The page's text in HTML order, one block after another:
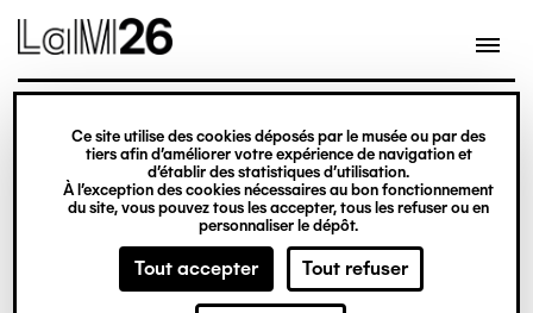
Gestion des cookies
Ce site utilise des cookies déposés par le musée ou par des
tiers afin d’améliorer votre expérience de navigation et
d’établir des statistiques d’utilisation.
À l’exception des cookies nécessaires au bon fonctionnement
du site, vous pouvez tous les accepter, tous les refuser ou en
personnaliser le dépôt.
Tout accepter Tout refuser
contenu